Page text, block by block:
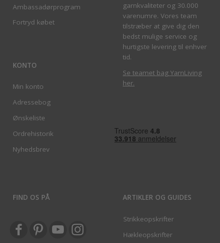
Ambassadørprogram
Fortryd købet
KONTO
Min konto
Adressebog
Ønskeliste
Ordrehistorik
Nyhedsbrev
garnkvaliteter og 30.000
varenumre. Vores team
tilstræber at give dig den
bedst mulige service og
hurtigste levering til enhver
tid.
Se teamet bag YarnLiving
her.
FIND OS PÅ ARTIKLER OG GUIDES
Strikkeopskrifter
Hækleopskrifter